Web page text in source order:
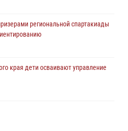
встречу с юными пограничниками
краю провело для детей
охраны Росгвардии по
региональной спартакиады
края дети осваивают управление